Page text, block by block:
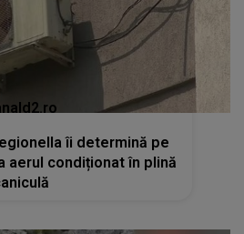
îi determină pe
aerul condiționat în plină